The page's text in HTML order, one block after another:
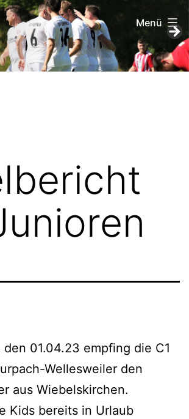
Menü
den 01.04.23 empfing die C1
Wellesweiler den
aus Wiebelskirchen.
Kids bereits in Urlaub